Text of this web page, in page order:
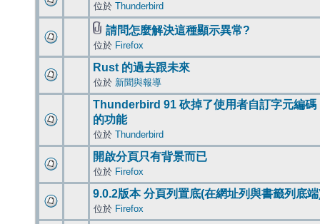
位於 Thunderbird
請問怎麼解決這種顯示異常?
位於 Firefox
Rust 的過去跟未來
位於 新聞與報導
Thunderbird 91 砍掉了使用者自訂字元編碼
的功能
位於 Thunderbird
開啟分頁只有背景而已
位於 Firefox
9.0.2版本 分頁列置底(在網址列與書籤列底
位於 Firefox